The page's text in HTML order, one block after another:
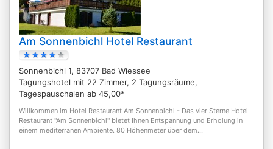
Am Sonnenbichl Hotel Restaurant
Sonnenbichl 1, 83707 Bad Wiessee
Tagungshotel mit 22 Zimmer, 2 Tagungsräume,
Tagespauschalen ab 45,00*
Willkommen im Hotel Restaurant Am Sonnenbichl - Das vier Sterne Hotel-
Restaurant "Am Sonnenbichl" bietet Ihnen Entspannung und Erholung in
einem mediterranen Ambiente. 80 Höhenmeter über dem...